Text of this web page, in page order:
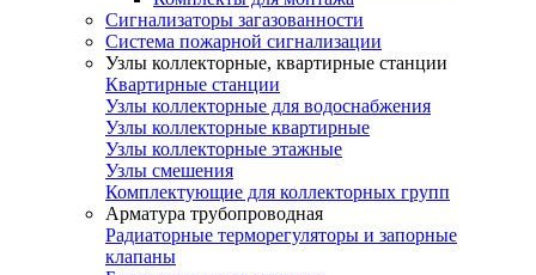
Сигнализаторы загазованности
Система пожарной сигнализации
Узлы коллекторные, квартирные станции
Квартирные станции
Узлы коллекторные для водоснабжения
Узлы коллекторные квартирные
Узлы коллекторные этажные
Узлы смешения
Комплектующие для коллекторных групп
Арматура трубопроводная
Радиаторные терморегуляторы и запорные
клапаны